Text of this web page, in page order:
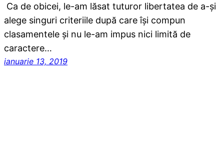
Ca de obicei, le-am lăsat tuturor libertatea de a-și
alege singuri criteriile după care își compun
clasamentele și nu le-am impus nici limită de
caractere…
ianuarie 13, 2019